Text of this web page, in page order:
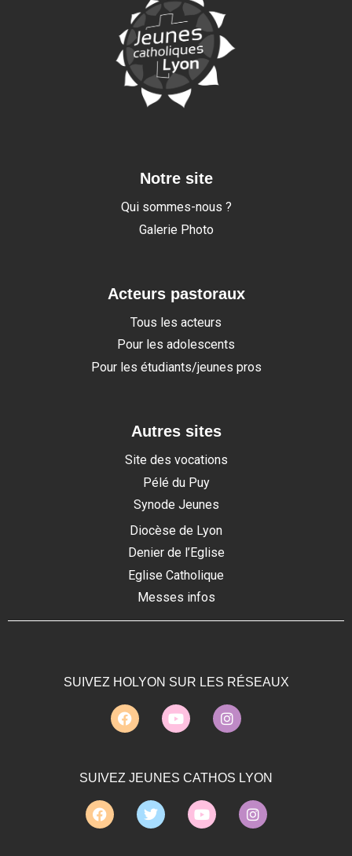
Notre site
Qui sommes-nous ?
Galerie Photo
Acteurs pastoraux
Tous les acteurs
Pour les adolescents
Pour les étudiants/jeunes pros
Autres sites
Site des vocations
Pélé du Puy
Synode Jeunes
Diocèse de Lyon
Denier de l’Eglise
Eglise Catholique
Messes infos
SUIVEZ HOLYON SUR LES RÉSEAUX
SUIVEZ JEUNES CATHOS LYON